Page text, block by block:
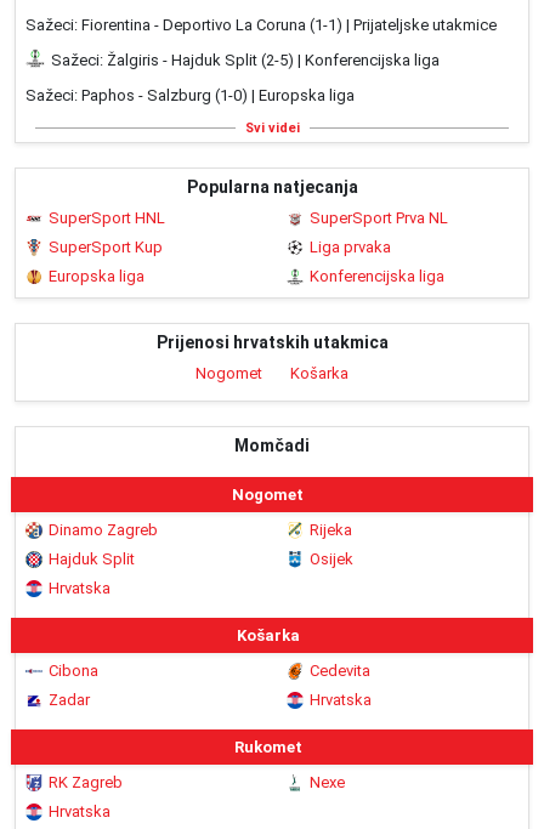
Sažeci: Fiorentina - Deportivo La Coruna (1-1) | Prijateljske utakmice
Sažeci: Žalgiris - Hajduk Split (2-5) | Konferencijska liga
Sažeci: Paphos - Salzburg (1-0) | Europska liga
Svi videi
Popularna natjecanja
SuperSport HNL
SuperSport Prva NL
SuperSport Kup
Liga prvaka
Europska liga
Konferencijska liga
Prijenosi hrvatskih utakmica
Nogomet Košarka
Momčadi
Nogomet
Dinamo Zagreb
Rijeka
Hajduk Split
Osijek
Hrvatska
Košarka
Cibona
Cedevita
Zadar
Hrvatska
Rukomet
RK Zagreb
Nexe
Hrvatska